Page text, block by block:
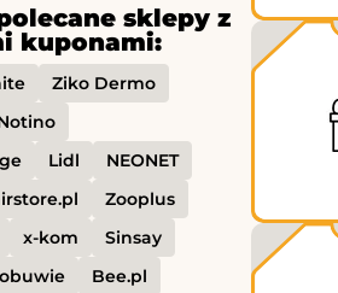
sklepy z
kuponami:
Ziko Dermo
Lidl
NEONET
Zooplus
x-kom
Sinsay
Bee.pl